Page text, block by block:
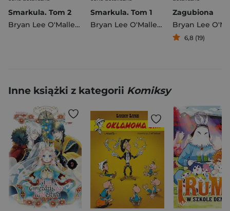
Smarkula. Tom 2
Bryan Lee O'Malley, Leslie Hung
Smarkula. Tom 1
Bryan Lee O'Malley, Leslie Hung
Zagubiona
Bryan Lee
6,8 (19)
Inne książki z kategorii Komiksy